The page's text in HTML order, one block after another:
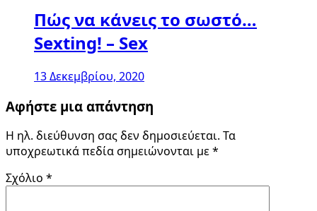
Πώς να κάνεις το σωστό…
Sexting! – Sex
13 Δεκεμβρίου, 2020
Αφήστε μια απάντηση
Η ηλ. διεύθυνση σας δεν δημοσιεύεται. Τα
υποχρεωτικά πεδία σημειώνονται με*
Σχόλιο *